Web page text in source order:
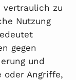
vertraulich zu
Nutzung
gegen
und
oder Angriffe,